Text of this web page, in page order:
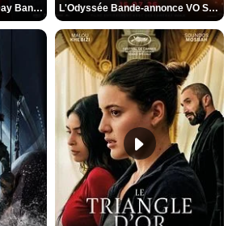
Spider-Man: Brand New Day Bande-annonce VO STFR L'Odyssée Bande-annonce VO STFR